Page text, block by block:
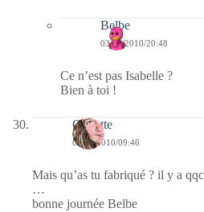
Belbe
03/03/2010/20:48
Ce n’est pas Isabelle ?
Bien à toi !
Crikette
03/03/2010/09:46
Mais qu’as tu fabriqué ? il y a
…
bonne journée Belbe